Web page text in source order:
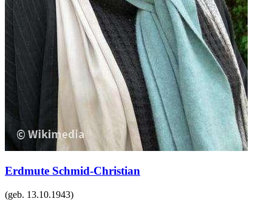
Erdmute Schmid-Christian
(geb. 13.10.1943)